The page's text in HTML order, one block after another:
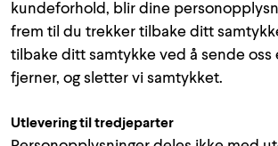
kundeforhold, blir dine
frem til du trekker tilbake ditt
tilbake ditt samtykke ved å sende oss
fjerner, og sletter vi samtykket.
Utlevering til tredjeparter